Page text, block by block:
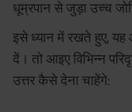
धूम्रपान से जुड़ा उच्च
इसे ध्यान में रखते हुए, यह
दें। तो आइए विभिन्न
उत्तर कैसे देना चाहेंगे: